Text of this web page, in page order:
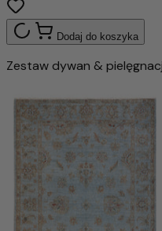
Dodaj do koszyka
Zestaw dywan &